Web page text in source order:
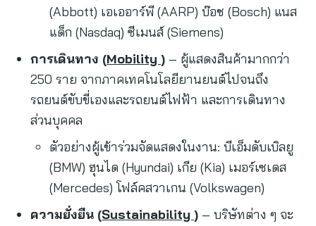
(Abbott) เอเออาร์พี (AARP) บ๊อช (Bosch) แนส
แด็ก (Nasdaq) ซีเมนส์ (Siemens)
การเดินทาง (Mobility ) – ผู้แสดงสินค้ามากกว่า
250 ราย จากภาคเทคโนโลยียานยนต์ไปจนถึง
รถยนต์ขับขี่เองและรถยนต์ไฟฟ้า และการเดินทาง
ส่วนบุคคล
ตัวอย่างผู้เข้าร่วมจัดแสดงในงาน: บีเอ็มดับเบิลยู
(BMW) ฮุนได (Hyundai) เกีย (Kia) เมอร์เซเดส
(Mercedes) โฟล์คสวาเกน (Volkswagen)
ความยั่งยืน (Sustainability ) – บริษัทต่าง ๆ จะ